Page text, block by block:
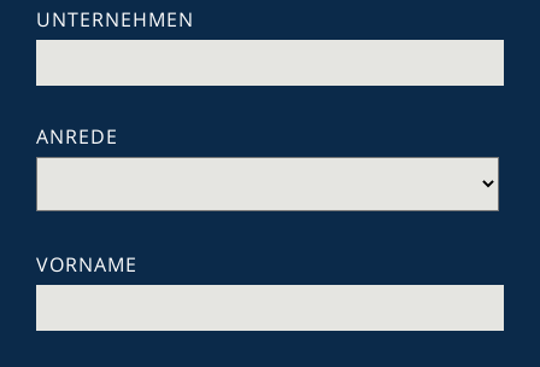
UNTERNEHMEN
ANREDE
VORNAME